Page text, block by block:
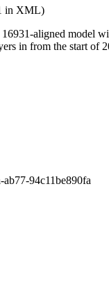
in XML)
aligned model
in from the start of
94c11be890fa